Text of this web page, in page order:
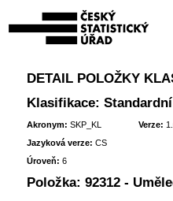
DETAIL POLOŽKY
Klasifikace:
Akronym: SKP_KL Verze:
Jazyková verze: CS
Úroveň: 6
Položka: 92312 -